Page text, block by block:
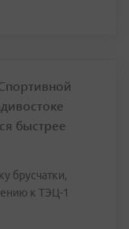
быстрее
брусчатки,
к ТЭЦ-1